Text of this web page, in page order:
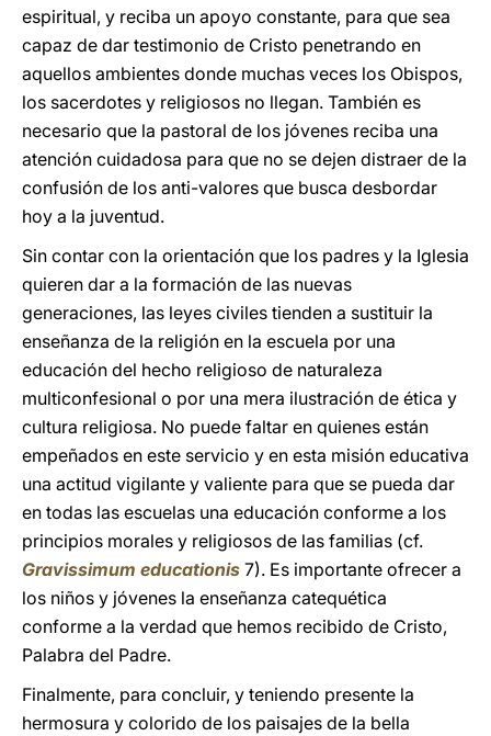
espiritual, y reciba un apoyo constante, para que sea
capaz de dar testimonio de Cristo penetrando en
aquellos ambientes donde muchas veces los Obispos,
los sacerdotes y religiosos no llegan. También es
necesario que la pastoral de los jóvenes reciba una
atención cuidadosa para que no se dejen distraer de la
confusión de los anti-valores que busca desbordar
hoy a la juventud.
Sin contar con la orientación que los padres y la Iglesia
quieren dar a la formación de las nuevas
generaciones, las leyes civiles tienden a sustituir la
enseñanza de la religión en la escuela por una
educación del hecho religioso de naturaleza
multiconfesional o por una mera ilustración de ética y
cultura religiosa. No puede faltar en quienes están
empeñados en este servicio y en esta misión educativa
una actitud vigilante y valiente para que se pueda dar
en todas las escuelas una educación conforme a los
principios morales y religiosos de las familias (cf.
Gravissimum educationis 7). Es importante ofrecer a
los niños y jóvenes la enseñanza catequética
conforme a la verdad que hemos recibido de Cristo,
Palabra del Padre.
Finalmente, para concluir, y teniendo presente la
hermosura y colorido de los paisajes de la bella